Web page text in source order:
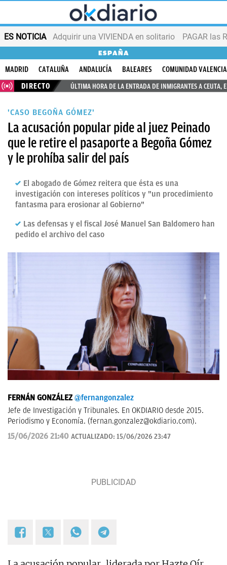
ES NOTICIA Adquirir una VIVIENDA en solitario PAGAR las
ESPAÑA
MADRID CATALUÑA ANDALUCÍA BALEARES
COMUNIDAD
DIRECTO
ÚLTIMA HORA DE LA ENTRADA DE INMIGRANTES A CEUTA,
'CASO BEGOÑA GÓMEZ'
La acusación popular pide al juez Peinado
que le retire el pasaporte a Begoña Gómez
y le prohíba salir del país
El abogado de Gómez reitera que ésta es una
investigación con intereses políticos y "un procedimiento
fantasma para erosionar al Gobierno"
Las defensas y el fiscal José Manuel San Baldomero han
pedido el archivo del caso
FERNÁN GONZÁLEZ @fernangonzalez
Jefe de Investigación y Tribunales. En OKDIARIO desde 2015.
Periodismo y Economía. (fernan.gonzalez@okdiario.com).
15/06/2026 21:40 ACTUALIZADO: 15/06/2026 23:47